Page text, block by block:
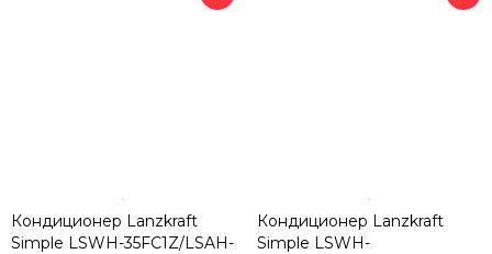
Кондиционер Lanzkraft
Simple LSWH-35FC1Z/LSAH-
Кондиционер Lanzkraft
Simple LSWH-